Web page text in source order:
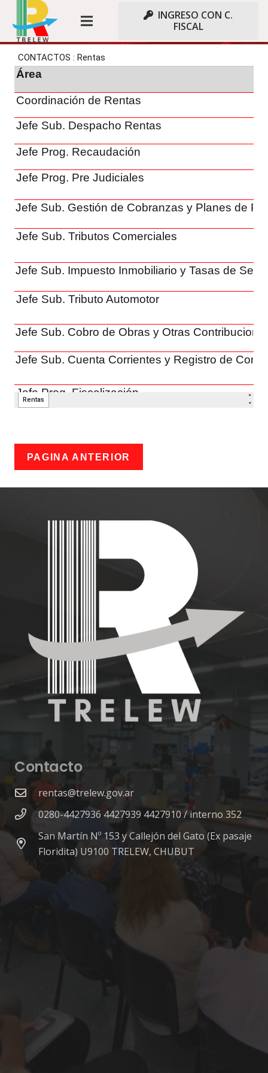
INGRESO CON C.
FISCAL
Contacto
PAGINA ANTERIOR
Contacto
rentas@trelew.gov.ar
0280-4427936 4427939 4427910 / interno 352
San Martín Nº 153 y Callejón del Gato (Ex pasaje
Floridita) U9100 TRELEW, CHUBUT